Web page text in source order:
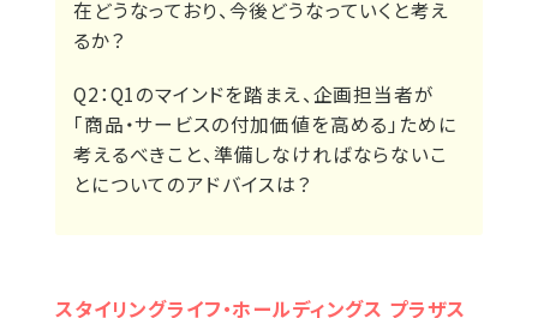
在どうなっており、今後どうなっていくと考え
るか？
Q2：Q1のマインドを踏まえ、企画担当者が
「商品・サービスの付加価値を高める」ために
考えるべきこと、準備しなければならないこ
とについてのアドバイスは？
スタイリングライフ・ホールディングス プラザス